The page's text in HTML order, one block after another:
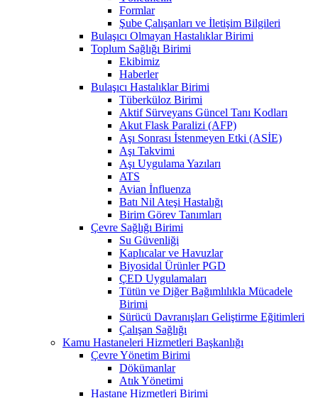
Formlar
Şube Çalışanları ve İletişim Bilgileri
Bulaşıcı Olmayan Hastalıklar Birimi
Toplum Sağlığı Birimi
Ekibimiz
Haberler
Bulaşıcı Hastalıklar Birimi
Tüberküloz Birimi
Aktif Sürveyans Güncel Tanı Kodları
Akut Flask Paralizi (AFP)
Aşı Sonrası İstenmeyen Etki (ASİE)
Aşı Takvimi
Aşı Uygulama Yazıları
ATS
Avian İnfluenza
Batı Nil Ateşi Hastalığı
Birim Görev Tanımları
Çevre Sağlığı Birimi
Su Güvenliği
Kaplıcalar ve Havuzlar
Biyosidal Ürünler PGD
ÇED Uygulamaları
Tütün ve Diğer Bağımlılıkla Mücadele
Birimi
Sürücü Davranışları Geliştirme Eğitimleri
Çalışan Sağlığı
Kamu Hastaneleri Hizmetleri Başkanlığı
Çevre Yönetim Birimi
Dökümanlar
Atık Yönetimi
Hastane Hizmetleri Birimi